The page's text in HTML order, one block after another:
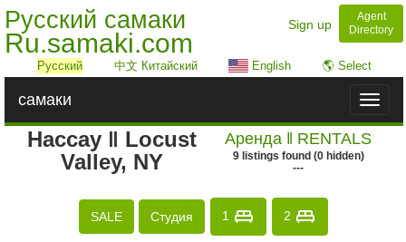
Русский самаки
Ru.samaki.com
Sign up
Agent
Directory
Русский 中文 Китайский English 🌎 Select
Toggle
самаки
Нассау ‖ Locust
Valley, NY
Аренда ‖ RENTALS
9 listings found (0hidden)
---
SALE Студия 1 2